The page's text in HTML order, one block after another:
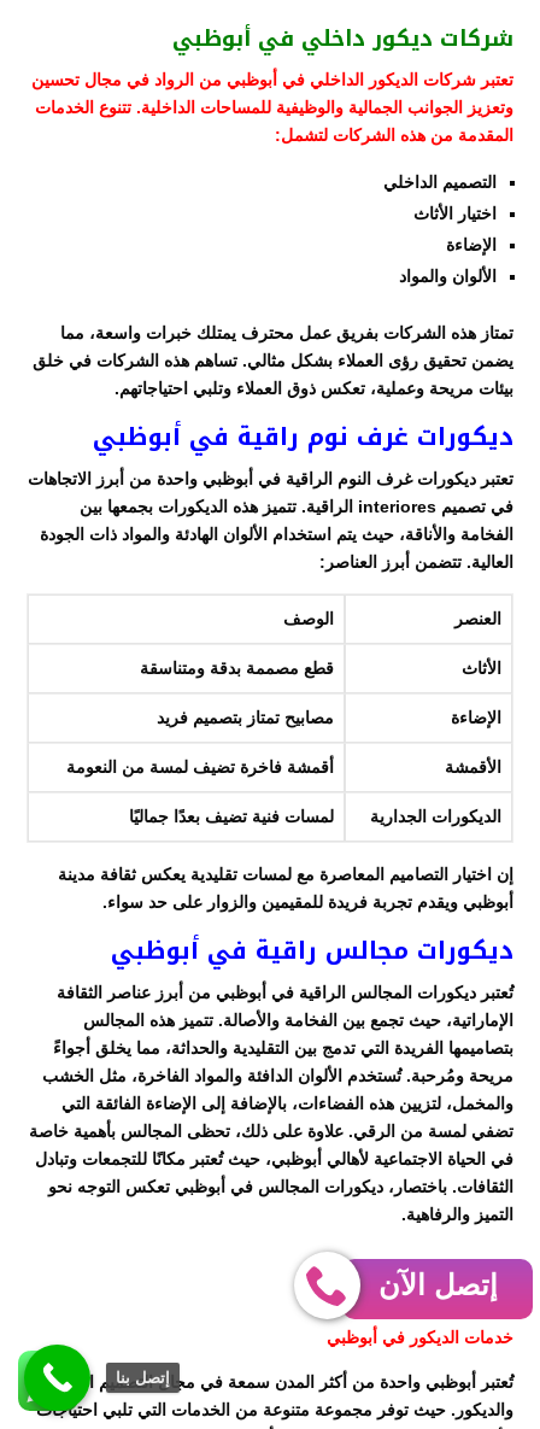
شركات ديكور داخلي في أبوظبي
تعتبر شركات الديكور الداخلي في أبوظبي من الرواد في مجال تحسين
وتعزيز الجوانب الجمالية والوظيفية للمساحات الداخلية. تتنوع الخدمات
المقدمة من هذه الشركات لتشمل:
التصميم الداخلي
اختيار الأثاث
الإضاءة
الألوان والمواد
تمتاز هذه الشركات بفريق عمل محترف يمتلك خبرات واسعة، مما
يضمن تحقيق رؤى العملاء بشكل مثالي. تساهم هذه الشركات في خلق
بيئات مريحة وعملية، تعكس ذوق العملاء وتلبي احتياجاتهم.
ديكورات غرف نوم راقية في أبوظبي
تعتبر ديكورات غرف النوم الراقية في أبوظبي واحدة من أبرز الاتجاهات
في تصميم interiores الراقية. تتميز هذه الديكورات بجمعها بين
الفخامة والأناقة، حيث يتم استخدام الألوان الهادئة والمواد ذات الجودة
العالية. تتضمن أبرز العناصر:
العنصر الوصف
الأثاث قطع مصممة بدقة ومتناسقة
الإضاءة مصابيح تمتاز بتصميم فريد
الأقمشة أقمشة فاخرة تضيف لمسة من النعومة
الديكورات الجدارية لمسات فنية تضيف بعدًا جماليًا
إن اختيار التصاميم المعاصرة مع لمسات تقليدية يعكس ثقافة مدينة
أبوظبي ويقدم تجربة فريدة للمقيمين والزوار على حد سواء.
ديكورات مجالس راقية في أبوظبي
تُعتبر ديكورات المجالس الراقية في أبوظبي من أبرز عناصر الثقافة
الإماراتية، حيث تجمع بين الفخامة والأصالة. تتميز هذه المجالس
بتصاميمها الفريدة التي تدمج بين التقليدية والحداثة، مما يخلق أجواءً
مريحة ومُرحبة. تُستخدم الألوان الدافئة والمواد الفاخرة، مثل الخشب
والمخمل، لتزيين هذه الفضاءات، بالإضافة إلى الإضاءة الفائقة التي
تضفي لمسة من الرقي. علاوة على ذلك، تحظى المجالس بأهمية خاصة
في الحياة الاجتماعية لأهالي أبوظبي، حيث تُعتبر مكانًا للتجمعات وتبادل
الثقافات. باختصار، ديكورات المجالس في أبوظبي تعكس التوجه نحو
التميز والرفاهية.
خدمات الديكور
خدمات الديكور في أبوظبي
تُعتبر أبوظبي واحدة من أكثر المدن سمعة في مجال التصميم الداخلي
والديكور. حيث توفر مجموعة متنوعة من الخدمات التي تلبي احتياجات
إتصل الآن
إتصل بنا